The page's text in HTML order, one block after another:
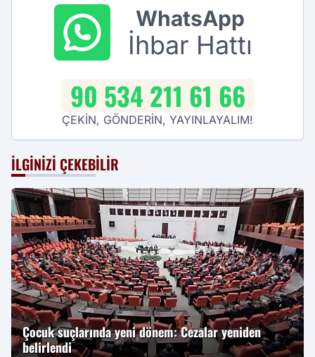
WhatsApp
İhbar Hattı
90 534 211 61 66
ÇEKİN, GÖNDERİN, YAYINLAYALIM!
İLGINIZI ÇEKEBILIR
Çocuk suçlarında yeni dönem: Cezalar yeniden
belirlendi